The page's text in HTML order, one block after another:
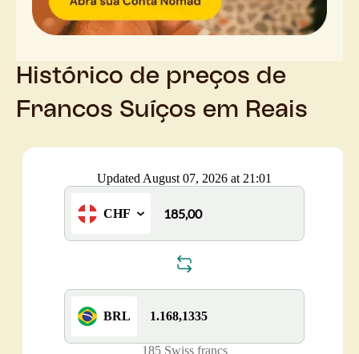
Histórico de preços de
Francos Suíços em Reais